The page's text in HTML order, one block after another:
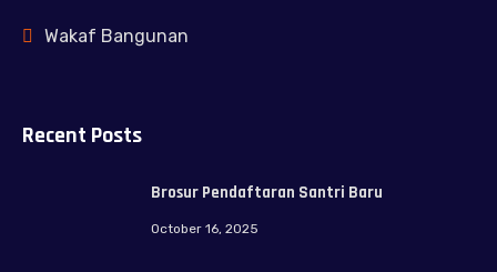
Wakaf Bangunan
Recent Posts
Brosur Pendaftaran Santri Baru
October 16, 2025